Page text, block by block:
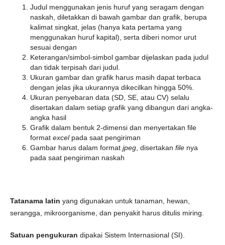
Judul menggunakan jenis huruf yang seragam dengan
naskah, diletakkan di bawah gambar dan grafik, berupa
kalimat singkat, jelas (hanya kata pertama yang
menggunakan huruf kapital), serta diberi nomor urut
sesuai dengan
Keterangan/simbol-simbol gambar dijelaskan pada judul
dan tidak terpisah dari judul.
Ukuran gambar dan grafik harus masih dapat terbaca
dengan jelas jika ukurannya dikecilkan hingga 50%.
Ukuran penyebaran data (SD, SE, atau CV) selalu
disertakan dalam setiap grafik yang dibangun dari angka-
angka hasil
Grafik dalam bentuk 2-dimensi dan menyertakan file
format excel pada saat pengiriman
Gambar harus dalam format jpeg, disertakan file nya
pada saat pengiriman naskah
Tatanama latin yang digunakan untuk tanaman, hewan,
serangga, mikroorganisme, dan penyakit harus ditulis miring.
Satuan pengukuran dipakai Sistem Internasional (SI).